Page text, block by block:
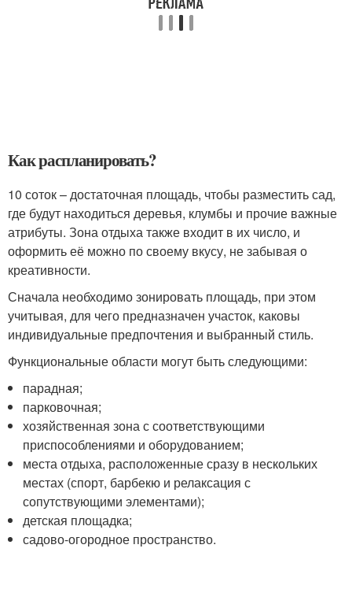
Как распланировать?
10 соток – достаточная площадь, чтобы разместить сад,
где будут находиться деревья, клумбы и прочие важные
атрибуты. Зона отдыха также входит в их число, и
оформить её можно по своему вкусу, не забывая о
креативности.
Сначала необходимо зонировать площадь, при этом
учитывая, для чего предназначен участок, каковы
индивидуальные предпочтения и выбранный стиль.
Функциональные области могут быть следующими:
парадная;
парковочная;
хозяйственная зона с соответствующими
приспособлениями и оборудованием;
места отдыха, расположенные сразу в нескольких
местах (спорт, барбекю и релаксация с
сопутствующими элементами);
детская площадка;
садово-огородное пространство.